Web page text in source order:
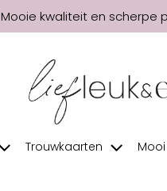
Mooie kwaliteit en scherpe
Trouwkaarten